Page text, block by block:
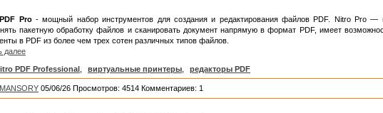
Pro- мощный набор инструментов для создания и редактирования файлов PDF. Nitro Pro —
пакетную обработку файлов и сканировать документ напрямую в формат PDF, имеет
в PDF из более чем трех сотен различных типов файлов.
далее
PDF Professional виртуальные принтеры редакторы PDF
MANSORY 05/06/26 Просмотров: 4514 Комментариев: 1